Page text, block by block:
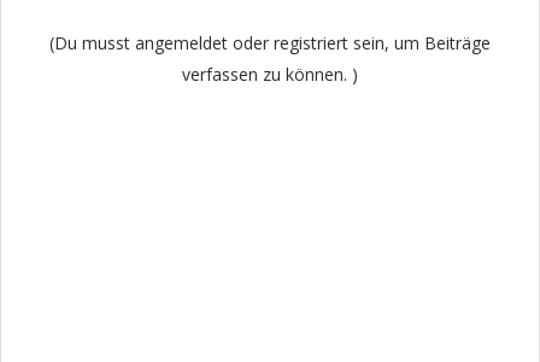
(Du musst angemeldet oder registriert sein, um Beiträge
verfassen zu können. )